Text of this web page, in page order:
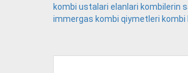
kombi ustalari elanlari kombilerin
immergas kombi qiymetleri kombi